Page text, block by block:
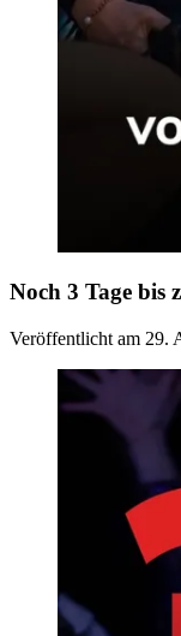
Noch 3 Tage
Veröffentlicht am 29.